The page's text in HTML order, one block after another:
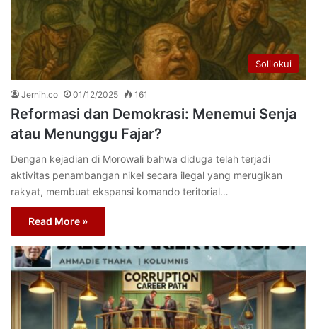
Solilokui
Jernih.co 01/12/2025 161
Reformasi dan Demokrasi: Menemui Senja
atau Menunggu Fajar?
Dengan kejadian di Morowali bahwa diduga telah terjadi
aktivitas penambangan nikel secara ilegal yang merugikan
rakyat, membuat ekspansi komando teritorial…
Read More »